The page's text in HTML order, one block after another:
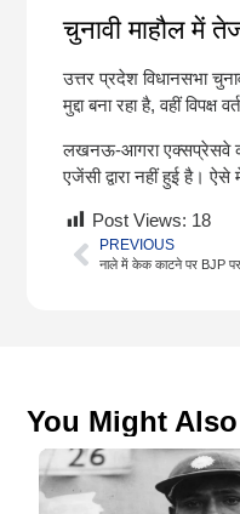
चुनावी माहौल में
उत्तर प्रदेश विधानसभा
मुद्दा बना रहा है, वहीं
लखनऊ-आगरा एक्सप्रेसवे को
एजेंसी द्वारा नहीं हुई है।
Post Views: 18
PREVIOUS
नाले में केक काटने पर BJP
You Might